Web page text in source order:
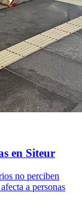
en Siteur
no perciben
a personas